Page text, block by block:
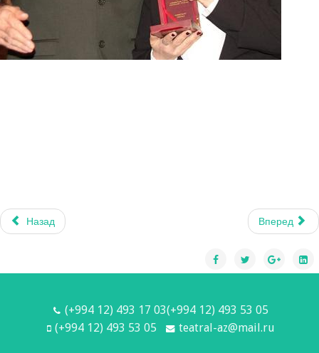
Назад Вперед
(+994 12) 493 17 03(+994 12) 493 53 05
(+994 12) 493 53 05
teatral-az@mail.ru